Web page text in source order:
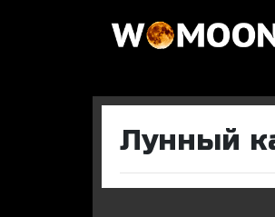
Лунный